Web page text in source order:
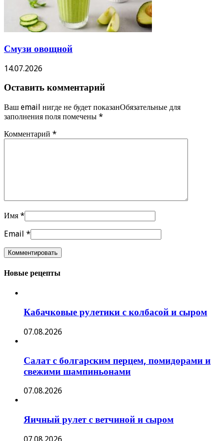
Смузи овощной
14.07.2026
Оставить комментарий
Ваш email нигде не будет показанОбязательные для
заполнения поля помечены *
Комментарий *
Имя *
Email *
Новые рецепты
Кабачковые рулетики с колбасой и сыром
07.08.2026
Салат с болгарским перцем, помидорами и
свежими шампиньонами
07.08.2026
Яичный рулет с ветчиной и сыром